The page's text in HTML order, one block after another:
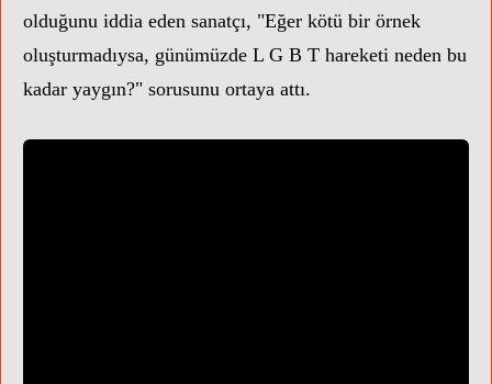
olduğunu iddia eden sanatçı, "Eğer kötü bir örnek
oluşturmadıysa, günümüzde L G B T hareketi neden bu
kadar yaygın?" sorusunu ortaya attı.